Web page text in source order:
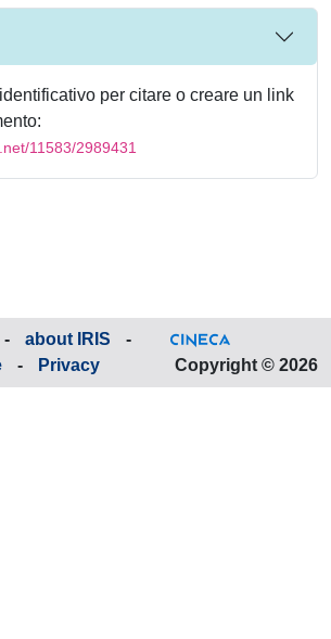
per citare o creare un link
11583/2989431
- about IRIS
-
- Privacy Copyright © 2026